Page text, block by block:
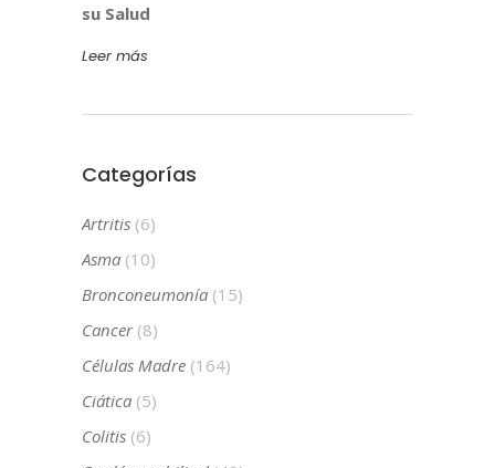
su Salud
Leer más
Categorías
Artritis (6)
Asma (10)
Bronconeumonía (15)
Cancer(8)
Células Madre (164)
Ciática (5)
Colitis (6)